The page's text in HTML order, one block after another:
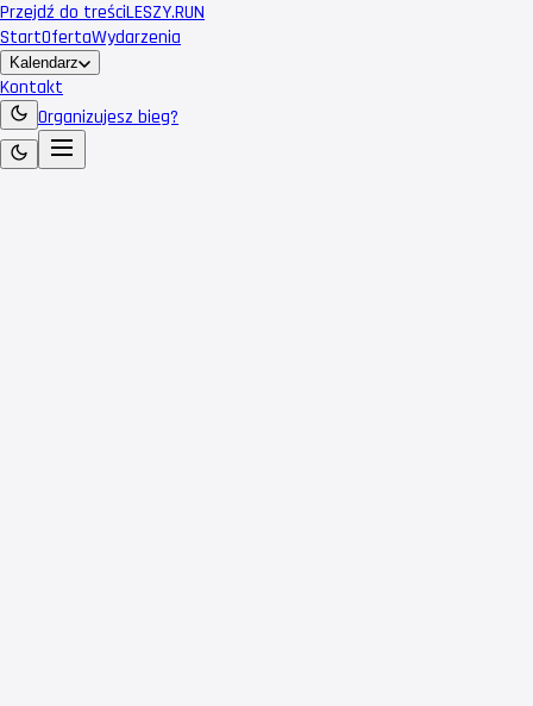
Przejdź do treściLESZY.RUN
StartOfertaWydarzenia
Kalendarz
Kontakt
Organizujesz bieg?